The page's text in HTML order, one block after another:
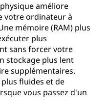
améliore
votre ordinateur à
mémoire (RAM) plus
plus
sans forcer votre
stockage plus lent
supplémentaires.
fluides et de
vous passez d'un